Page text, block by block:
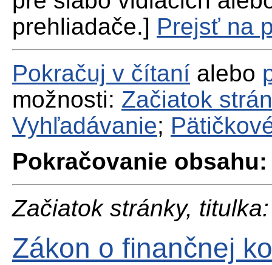
prehliadače.] Prejsť na
Pokračuj v čítaní alebo
možnosti: Začiatok
Vyhľadávanie;
Pokračovanie obsahu:
Začiatok stránky, titulka:
Zákon o finančnej